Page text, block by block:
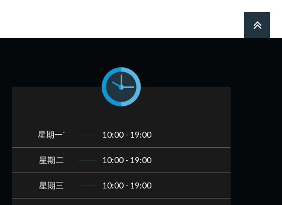
星期一` 10:00 - 19:00
星期二 10:00 - 19:00
星期三 10:00 - 19:00